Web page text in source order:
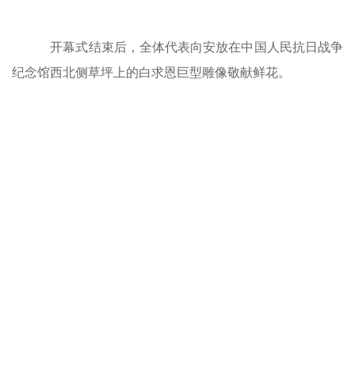
开幕式结束后，全体代表向安放在中国人民抗日战争
纪念馆西北侧草坪上的白求恩巨型雕像敬献鲜花。